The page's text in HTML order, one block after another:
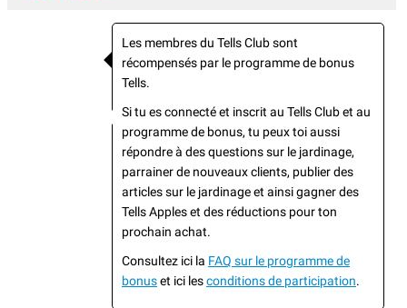
Les membres du Tells Club sont
récompensés par le programme de bonus
Tells.
Si tu es connecté et inscrit au Tells Club et au
programme de bonus, tu peux toi aussi
répondre à des questions sur le jardinage,
parrainer de nouveaux clients, publier des
articles sur le jardinage et ainsi gagner des
Tells Apples et des réductions pour ton
prochain achat.
Consultez ici la FAQ sur le programme de
bonuset ici lesconditions de participation.